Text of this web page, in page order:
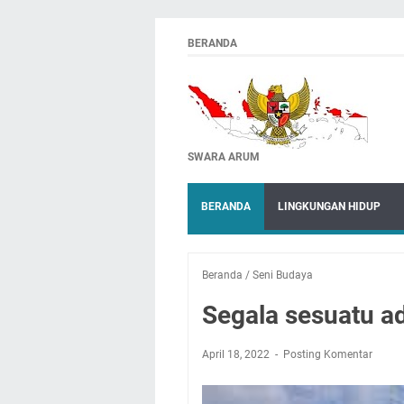
BERANDA
SWARA ARUM
BERANDA LINGKUNGAN HIDUP
Beranda / Seni Budaya
Segala sesuatu
April 18, 2022 Posting Komentar